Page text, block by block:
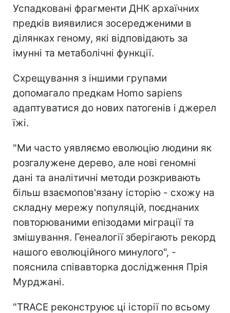
Успадковані фрагменти ДНК архаїчних
предків виявилися зосередженими в
ділянках геному, які відповідають за
імунні та метаболічні функції.
Схрещування з іншими групами
допомагало предкам Homo sapiens
адаптуватися до нових патогенів і джерел
їжі.
"Ми часто уявляємо еволюцію людини як
розгалужене дерево, але нові геномні
дані та аналітичні методи розкривають
більш взаємопов'язану історію - схожу на
складну мережу популяцій, поєднаних
повторюваними епізодами міграції та
змішування. Генеалогії зберігають рекорд
нашого еволюційного минулого", -
пояснила співавторка дослідження Прія
Мурджані.
"TRACE реконструює ці історії по всьому